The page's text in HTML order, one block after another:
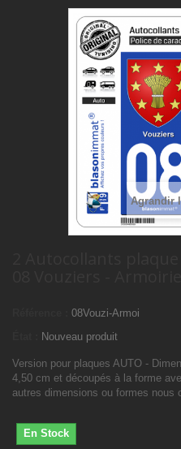
Agrandir
08Vouzi-Armoi
Nouveau produit
Version pour plaques AUTO -
4,50 cm et découpés à la forme
autres dimensions ou formes nous
En Stock